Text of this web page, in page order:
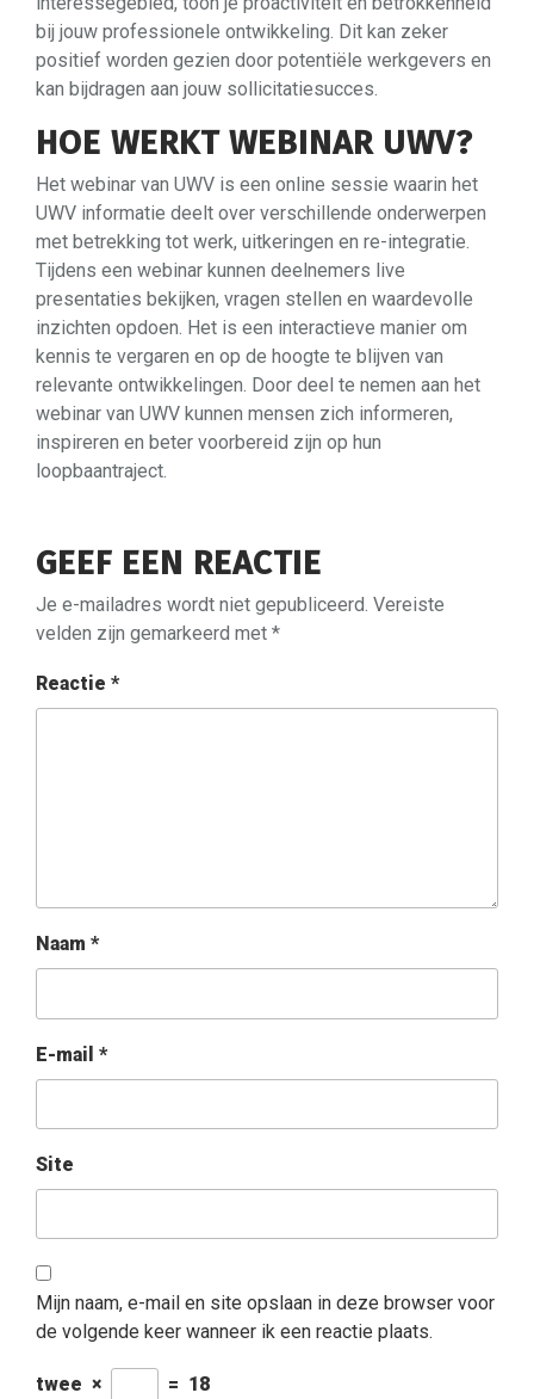
bij jouw professionele ontwikkeling. Dit kan zeker
positief worden gezien door potentiële werkgevers en
kan bijdragen aan jouw sollicitatiesucces.
HOE WERKT WEBINAR UWV?
Het webinar van UWV is een online sessie waarin het
UWV informatie deelt over verschillende onderwerpen
met betrekking tot werk, uitkeringen en re-integratie.
Tijdens een webinar kunnen deelnemers live
presentaties bekijken, vragen stellen en waardevolle
inzichten opdoen. Het is een interactieve manier om
kennis te vergaren en op de hoogte te blijven van
relevante ontwikkelingen. Door deel te nemen aan het
webinar van UWV kunnen mensen zich informeren,
inspireren en beter voorbereid zijn op hun
loopbaantraject.
GEEF EEN REACTIE
Je e-mailadres wordt niet gepubliceerd. Vereiste
velden zijn gemarkeerd met *
Reactie *
Naam *
E-mail *
Site
Mijn naam, e-mail en site opslaan in deze browser voor
de volgende keer wanneer ik een reactie plaats.
twee × = 18